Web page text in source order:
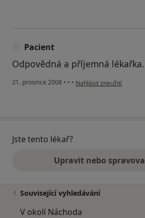
Pacient
Odpovědná a příjemná lékařka.
21. prosince 2008 • • • podle názoru uživatele
Nahlásit zneužití
Jste tento lékař?
Upravit nebo
Související vyhledávání
V okolí Náchoda